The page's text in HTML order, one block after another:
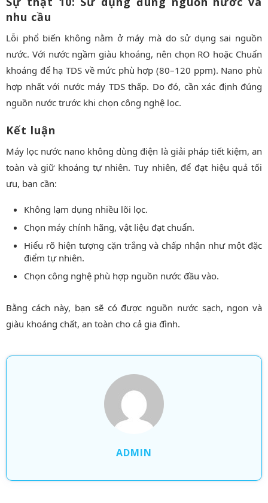
nhu cầu
Lỗi phổ biến không nằm ở máy mà do sử dụng sai nguồn
nước. Với nước ngầm giàu khoáng, nên chọn RO hoặc Chuẩn
khoáng để hạ TDS về mức phù hợp (80–120 ppm). Nano phù
hợp nhất với nước máy TDS thấp. Do đó, cần xác định đúng
nguồn nước trước khi chọn công nghệ lọc.
Kết luận
Máy lọc nước nano không dùng điện là giải pháp tiết kiệm, an
toàn và giữ khoáng tự nhiên. Tuy nhiên, để đạt hiệu quả tối
ưu, bạn cần:
Không lạm dụng nhiều lõi lọc.
Chọn máy chính hãng, vật liệu đạt chuẩn.
Hiểu rõ hiện tượng cặn trắng và chấp nhận như một đặc
điểm tự nhiên.
Chọn công nghệ phù hợp nguồn nước đầu vào.
Bằng cách này, bạn sẽ có được nguồn nước sạch, ngon và
giàu khoáng chất, an toàn cho cả gia đình.
ADMIN